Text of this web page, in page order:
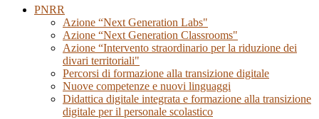
PNRR
Azione “Next Generation Labs"
Azione “Next Generation Classrooms"
Azione “Intervento straordinario per la riduzione dei
divari territoriali"
Percorsi di formazione alla transizione digitale
Nuove competenze e nuovi linguaggi
Didattica digitale integrata e formazione alla transizione
digitale per il personale scolastico